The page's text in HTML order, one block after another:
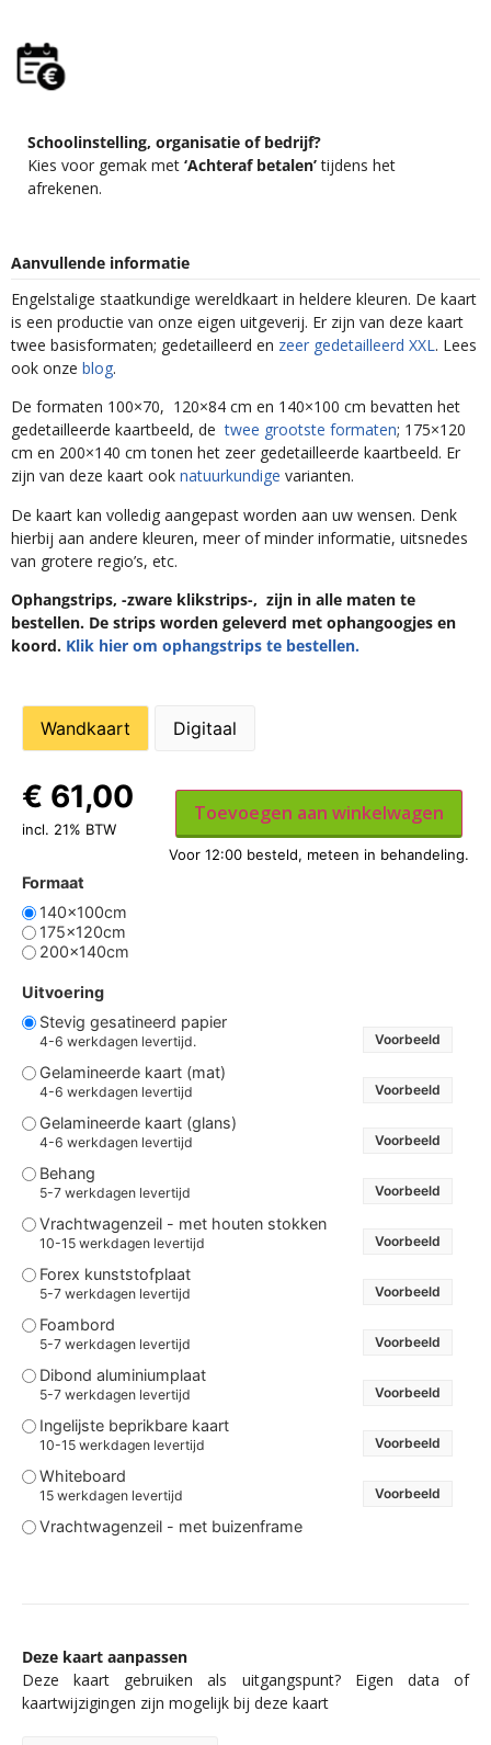
Schoolinstelling, organisatie of bedrijf?
Kies voor gemak met ‘Achteraf betalen’tijdens het
afrekenen.
Aanvullende informatie
Engelstalige staatkundige wereldkaart in heldere kleuren. De kaart
is een productie van onze eigen uitgeverij. Er zijn van deze kaart
twee basisformaten; gedetailleerd en zeer gedetailleerd XXL. Lees
ook onze blog.
De formaten 100×70, 120×84 cm en 140×100 cm bevatten het
gedetailleerde kaartbeeld, detwee grootste formaten; 175×120
cm en 200×140 cm tonen het zeer gedetailleerde kaartbeeld. Er
zijn van deze kaart ook natuurkundige varianten.
De kaart kan volledig aangepast worden aan uw wensen. Denk
hierbij aan andere kleuren, meer of minder informatie, uitsnedes
van grotere regio’s, etc.
Ophangstrips, -zware klikstrips-, zijn in alle maten te
bestellen. De strips worden geleverd met ophangoogjes en
koord. Klik hier om ophangstrips te bestellen.
Wandkaart Digitaal
Formaat
140x100cm
175x120cm
200x140cm
Uitvoering
Stevig gesatineerd papier
4-6 werkdagen levertijd. Voorbeeld
Gelamineerde kaart (mat)
4-6 werkdagen levertijd Voorbeeld
Gelamineerde kaart (glans)
4-6 werkdagen levertijd Voorbeeld
Behang
5-7 werkdagen levertijd Voorbeeld
Vrachtwagenzeil - met houten stokken
10-15 werkdagen levertijd Voorbeeld
Forex kunststofplaat
5-7 werkdagen levertijd Voorbeeld
Foambord
5-7 werkdagen levertijd Voorbeeld
Dibond aluminiumplaat
5-7 werkdagen levertijd Voorbeeld
Ingelijste beprikbare kaart
10-15 werkdagen levertijd Voorbeeld
Whiteboard
15 werkdagen levertijd Voorbeeld
Vrachtwagenzeil - met buizenframe
€ 61,00
incl. 21% BTW
Toevoegen aan winkelwagen
Deze kaart aanpassen
Deze kaart gebruiken als uitgangspunt? Eigen data of
kaartwijzigingen zijn mogelijk bij deze kaart